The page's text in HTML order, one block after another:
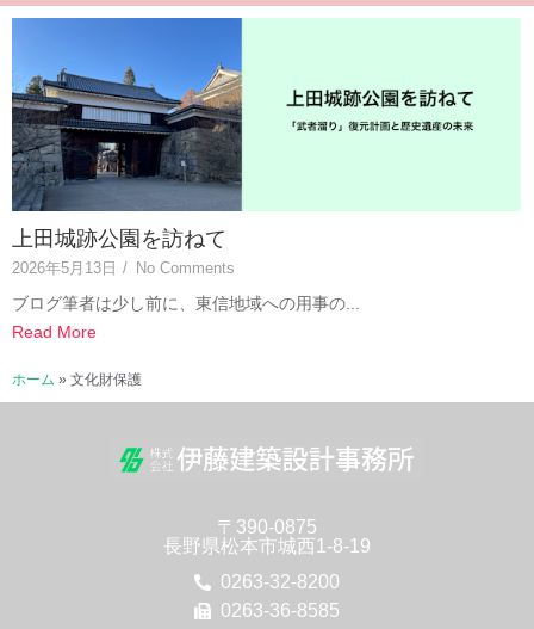
上田城跡公園を訪ねて
2026年5月13日 / No Comments
ブログ筆者は少し前に、東信地域への用事の...
Read More
ホーム » 文化財保護
〒390-0875
長野県松本市城西1-8-19
0263-32-8200
0263-36-8585